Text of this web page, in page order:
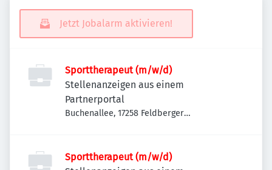
Jetzt Jobalarm aktivieren!
Sporttherapeut (m/w/d)
Stellenanzeigen aus einem
Partnerportal
Buchenallee, 17258 Feldberger
Sporttherapeut (m/w/d)